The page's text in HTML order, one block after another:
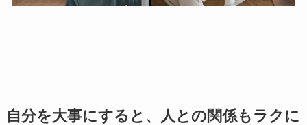
自分を大事にすると、人との関係もラクに